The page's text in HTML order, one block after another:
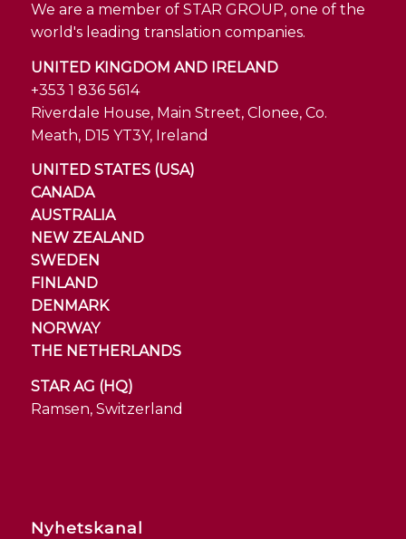
We are a member of STAR GROUP, one of the
world's leading translation companies.
UNITED KINGDOM AND IRELAND
+353 1 836 5614
Riverdale House, Main Street, Clonee, Co.
Meath, D15 YT3Y, Ireland
UNITED STATES (USA)
CANADA
AUSTRALIA
NEW ZEALAND
SWEDEN
FINLAND
DENMARK
NORWAY
THE NETHERLANDS
STAR AG (HQ)
Ramsen, Switzerland
Nyhetskanal